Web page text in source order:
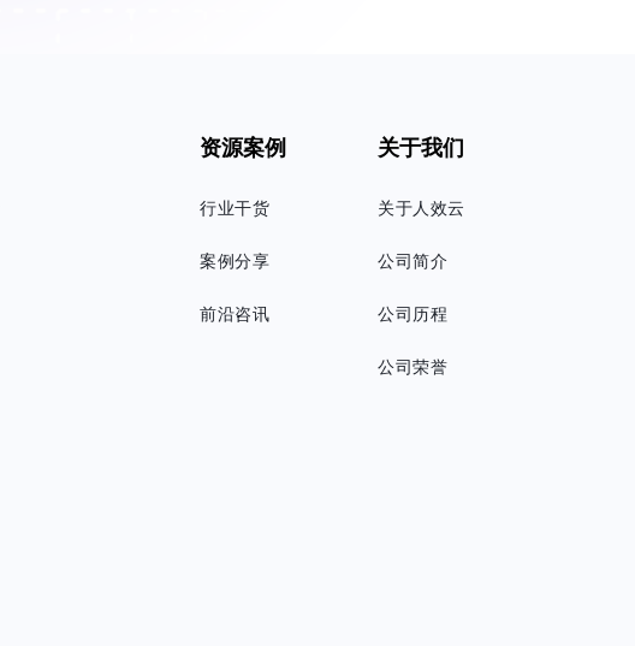
资源案例
行业干货
案例分享
前沿咨讯
关于我们
关于人效云
公司简介
公司历程
公司荣誉